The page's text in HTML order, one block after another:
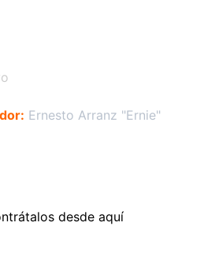
Ernesto Arranz "Ernie"
desde aquí